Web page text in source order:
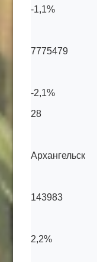
-1,1%
7775479
-2,1%
28
Архангельск
143983
2,2%